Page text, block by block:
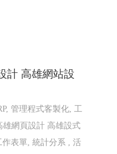
計 高雄網站設
管理程式客製化, 工
網頁設計 高雄設式
作表單, 統計分系 , 活